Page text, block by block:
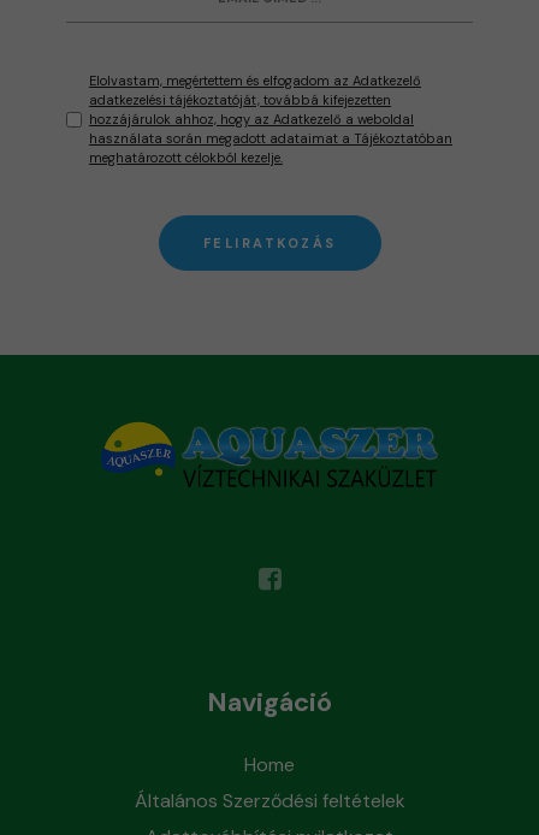
Elolvastam, megértettem és elfogadom az Adatkezelő
adatkezelési tájékoztatóját, továbbá kifejezetten
hozzájárulok ahhoz, hogy az Adatkezelő a weboldal
használata során megadott adataimat a Tájékoztatóban
meghatározott célokból kezelje.
FELIRATKOZÁS
Navigáció
Home
Általános Szerződési feltételek